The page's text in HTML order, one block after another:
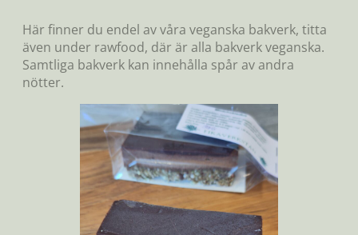
Här finner du endel av våra veganska bakverk, titta
även under rawfood, där är alla bakverk veganska.
Samtliga bakverk kan innehålla spår av andra
nötter.